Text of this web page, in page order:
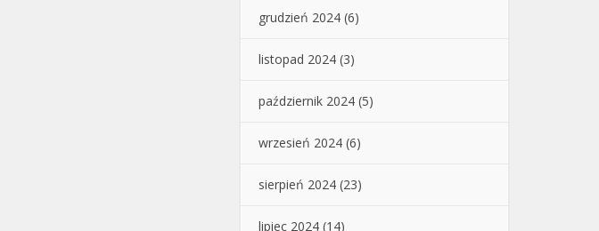
grudzień 2024 (6)
listopad 2024 (3)
październik 2024 (5)
wrzesień 2024 (6)
sierpień 2024 (23)
lipiec 2024 (14)